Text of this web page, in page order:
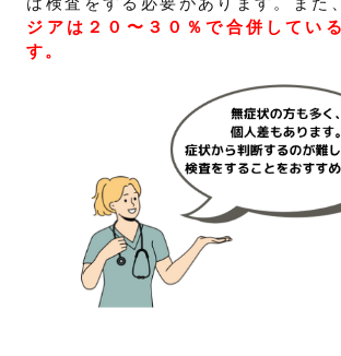
ジアは２０〜３０％で合併してい
す。